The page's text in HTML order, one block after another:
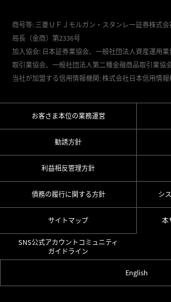
商号等: 三菱ＵＦＪモルガン・スタンレー証券株式
局長（金商）第2336号
加入協会: 日本証券業協会、一般社団法人資産運用
取引業協会、一般社団法人第二種金融商品取引業協
当社が加盟する信用情報機関: 株式会社日本信用情報
お客さま本位の業務運営
勧誘方針
利益相反管理方針
債務の履行に関する方針 シ
サイトマップ 本
SNS公式アカウントコミュニティ
ガイドライン
English